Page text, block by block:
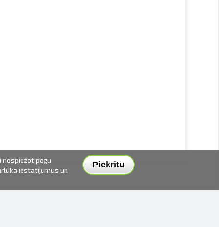
Piekrītu
nospiežot pogu
iestatījumus un